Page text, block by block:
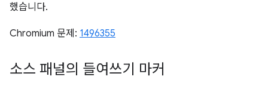
했습니다.
Chromium 문제: 1496355
소스 패널의 들여쓰기 마커